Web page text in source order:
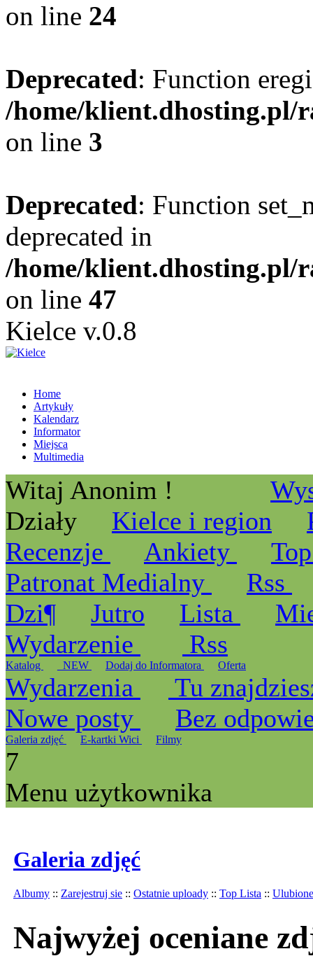
on line 24
Deprecated: Function
/home/klient.dhosting.pl/
on line 3
Deprecated: Function
deprecated in
/home/klient.dhosting.pl/
on line 47
Kielce v.0.8
Home
Artykuły
Kalendarz
Informator
Miejsca
Multimedia
Witaj Anonim !
Działy
Kielce i region
Recenzje
Ankiety
Patronat Medialny
Rss
Dzi¶
Jutro Lista
Wydarzenie
Rss
Katalog _NEW Dodaj do Informatora Oferta
Wydarzenia
Tu
Nowe posty
Bez
Galeria zdjęć E-kartki Wici Filmy
7
Menu użytkownika
Galeria zdjęć
Albumy :: Zarejestruj sie :: Ostatnie uploady :: Top Lista :: Ulubione
Najwyżej oceniane